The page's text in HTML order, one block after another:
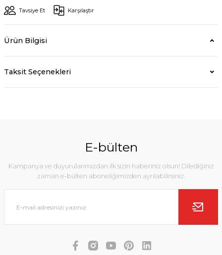
Tavsiye Et Karşılaştır
Ürün Bilgisi
Taksit Seçenekleri
E-bülten
Kampanya ve duyurularımızdan ilk sizin haberiniz olsun! Dilediğiniz
zaman e-bülten aboneliğimizden ayrılabilirsiniz.